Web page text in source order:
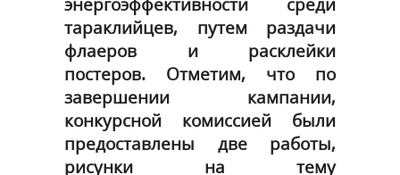
тараклийцев, путем раздачи
флаеров и расклейки
постеров. Отметим, что по
завершении кампании,
конкурсной комиссией были
предоставлены две работы,
рисунки на тему